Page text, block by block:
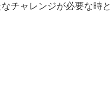
チャレンジが必要な時と